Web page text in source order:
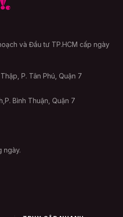
gọi điện và giúp bạn tư
tư vấn và hỗ trợ lựa
đặt hàng. Bạn cứ yên
ngủ Bigsize
- Hồng như
ngủ Bigsize Duyên
hoặc tránh cho thẳng
phát triển, hình thành
và Đầu tư TP.HCM cấp ngày
P. Tân Phú, Quận 7
Bình Thuận, Quận 7
ngày.